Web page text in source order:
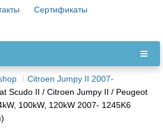
Сертификаты
Citroen Jumpy II 2007-
Scudo II / Citroen Jumpy II / Peugeot
100kW, 120kW 2007- 1245K6